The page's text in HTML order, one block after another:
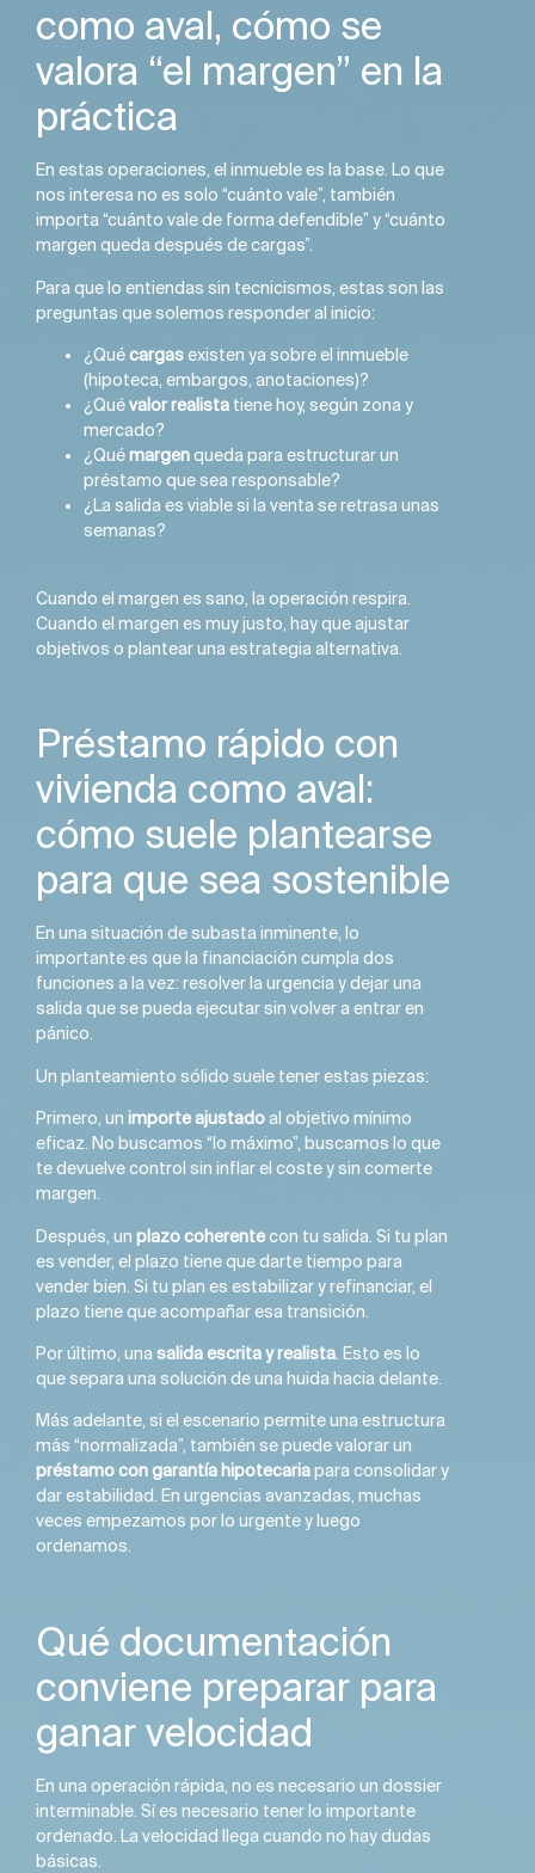
como aval, cómo se
valora “el margen” en la
práctica
En estas operaciones, el inmueble es la base. Lo que
nos interesa no es solo “cuánto vale”, también
importa “cuánto vale de forma defendible” y “cuánto
margen queda después de cargas”.
Para que lo entiendas sin tecnicismos, estas son las
preguntas que solemos responder al inicio:
¿Quécargasexisten ya sobre el inmueble
(hipoteca, embargos, anotaciones)?
¿Quévalor realista tiene hoy, según zona y
mercado?
¿Quémargenqueda para estructurar un
préstamo que sea responsable?
¿La salida es viable si la venta se retrasa unas
semanas?
Cuando el margen es sano, la operación respira.
Cuando el margen es muy justo, hay que ajustar
objetivos o plantear una estrategia alternativa.
Préstamo rápido con
vivienda como aval:
cómo suele plantearse
para que sea sostenible
En una situación de subasta inminente, lo
importante es que la financiación cumpla dos
funciones a la vez: resolver la urgencia y dejar una
salida que se pueda ejecutar sin volver a entrar en
pánico.
Un planteamiento sólido suele tener estas piezas:
Primero, un importe ajustado al objetivo mínimo
eficaz. No buscamos “lo máximo”, buscamos lo que
te devuelve control sin inflar el coste y sin comerte
margen.
Después, un plazo coherentecon tu salida. Si tu plan
es vender, el plazo tiene que darte tiempo para
vender bien. Si tu plan es estabilizar y refinanciar, el
plazo tiene que acompañar esa transición.
Por último, una salida escrita y realista . Esto es lo
que separa una solución de una huida hacia delante.
Más adelante, si el escenario permite una estructura
más “normalizada”, también se puede valorar un
préstamo con garantía hipotecariapara consolidar y
dar estabilidad. En urgencias avanzadas, muchas
veces empezamos por lo urgente y luego
ordenamos.
Qué documentación
conviene preparar para
ganar velocidad
En una operación rápida, no es necesario un dossier
interminable. Sí es necesario tener lo importante
ordenado. La velocidad llega cuando no hay dudas
básicas.